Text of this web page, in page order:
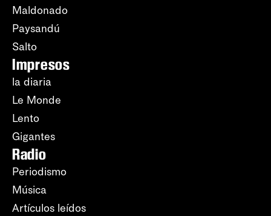
Maldonado
Paysandú
Salto
Impresos
la diaria
Le Monde
Lento
Gigantes
Radio
Periodismo
Música
Artículos leídos